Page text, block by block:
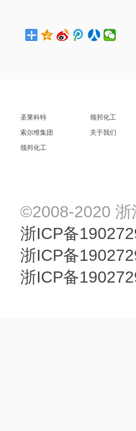
圣莱科特
索尔维集团
领邦化工
领邦化工
关于我们
©2008-2020 浙
浙ICP备
浙ICP备
浙ICP备